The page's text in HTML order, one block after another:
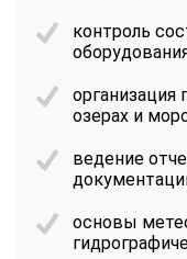
контроль
организация
озерах и
ведение
основы
online
Мессенджеры